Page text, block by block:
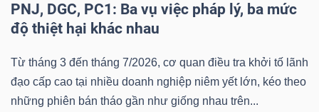
PNJ, DGC, PC1: Ba vụ việc pháp lý, ba mức
độ thiệt hại khác nhau
Từ tháng 3 đến tháng 7/2026, cơ quan điều tra khởi tố lãnh
đạo cấp cao tại nhiều doanh nghiệp niêm yết lớn, kéo theo
những phiên bán tháo gần như giống nhau trên...